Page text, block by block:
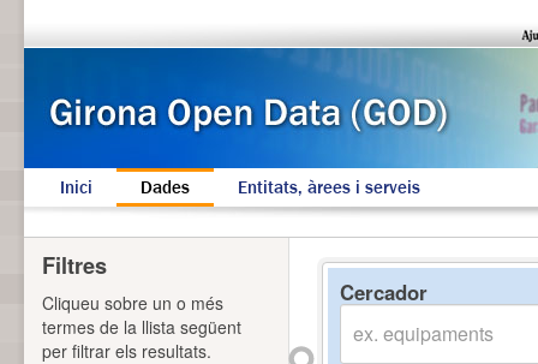
Inici Dades Entitats, àrees i serveis
Cercador
Filtres
Cliqueu sobre un o més
termes de la llista següent
per filtrar els resultats.